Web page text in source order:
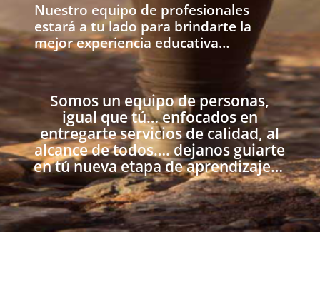
Nuestro equipo de profesionales
estará a tu lado para brindarte la
mejor experiencia educativa…
Somos un equipo de personas,
igual que tú… enfocados en
entregarte servicios de calidad, al
alcance de todos…. dejanos guiarte
en tú nueva etapa de aprendizaje…